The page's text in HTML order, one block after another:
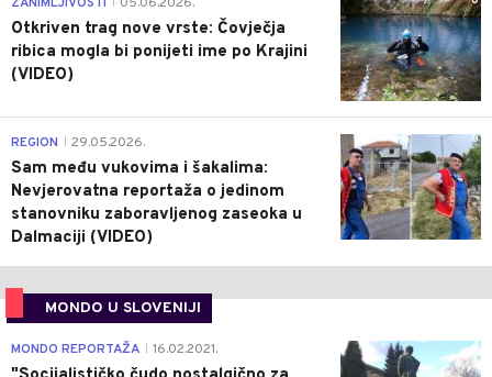
ZANIMLJIVOSTI 05.06.2026.
Otkriven trag nove vrste: Čovječja
ribica mogla bi ponijeti ime po Krajini
(VIDEO)
0
REGION 29.05.2026.
Sam među vukovima i šakalima:
Nevjerovatna reportaža o jedinom
stanovniku zaboravljenog zaseoka u
Dalmaciji (VIDEO)
MONDO U SLOVENIJI
4
MONDO REPORTAŽA 16.02.2021.